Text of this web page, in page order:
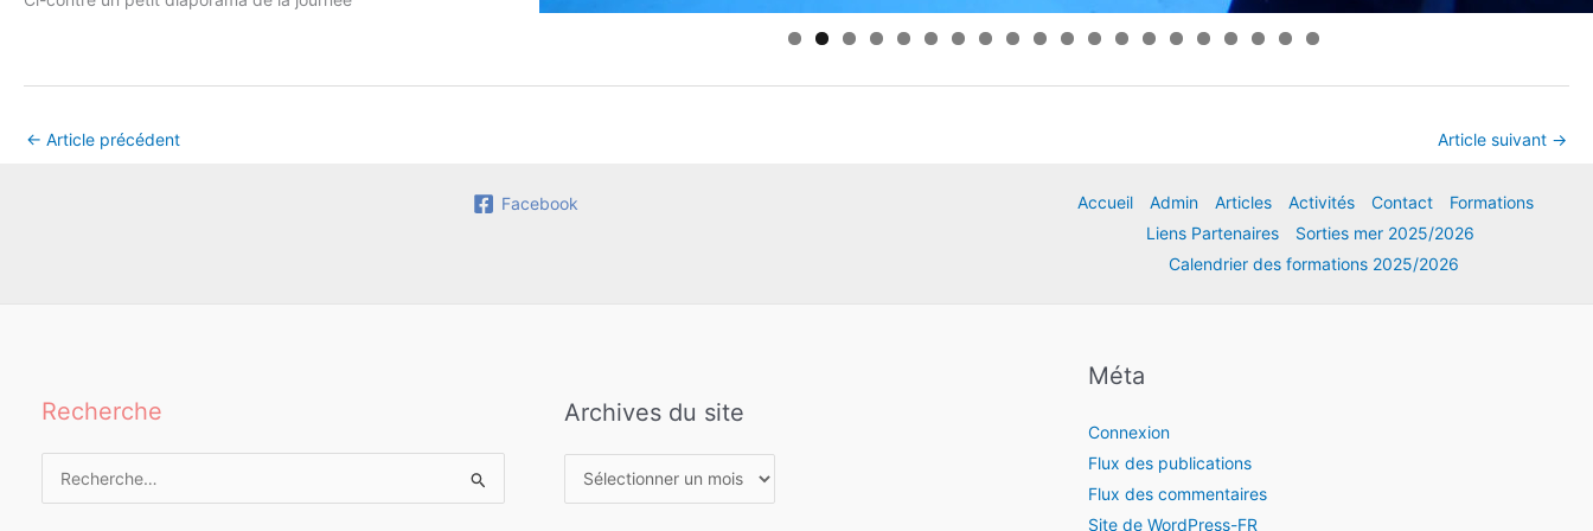
0 1 2 3 4 5 6 7 8 9 0
← Article précédent Article suivant →
Facebook Accueil Admin Articles Activités Contact
Formations
Liens Partenaires
Sorties mer 2025/2026
Calendrier des formations 2025/2026
Recherche Archives du site
Archives
du
Méta
Connexion
Flux des publications
Flux des commentaires
Site de WordPress-FR